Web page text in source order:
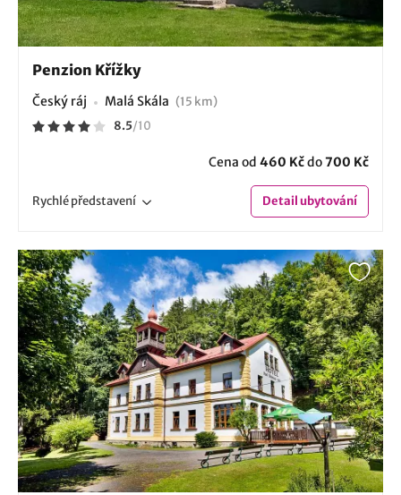
Penzion Křížky
Český ráj Malá Skála (15 km)
8.5/10
Cena od 460 Kčdo700 Kč
Rychlépředstavení Detailubytování